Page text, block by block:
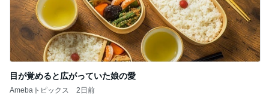
目が覚めると広がっていた娘の愛
Amebaトピックス 2日前